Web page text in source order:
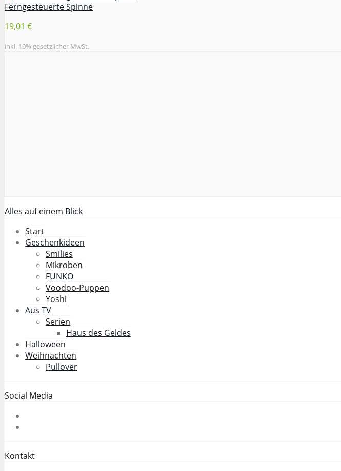
Ferngesteuerte Spinne
19,01 €
inkl. 19% gesetzlicher MwSt.
Alles auf einem Blick
Start
Geschenkideen
Smilies
Mikroben
FUNKO
Voodoo-Puppen
Yoshi
Aus TV
Serien
Haus des Geldes
Halloween
Weihnachten
Pullover
Social Media
Kontakt